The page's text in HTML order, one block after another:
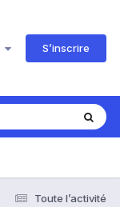
S’inscrire
Toute l’activité